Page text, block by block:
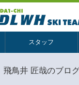
スタッフ
飛鳥井 匠哉のブロ